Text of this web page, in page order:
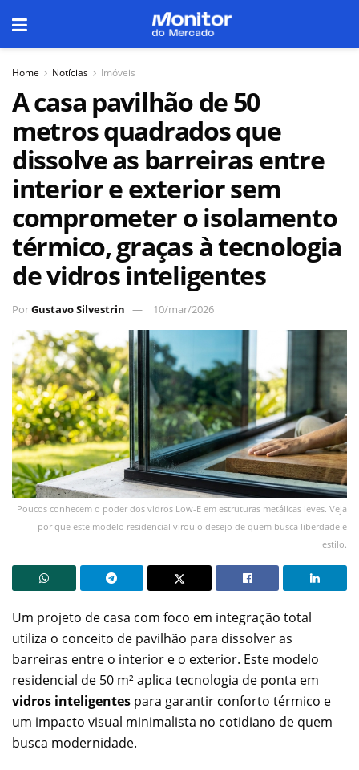
Home Notícias Imóveis
A casa pavilhão de 50
metros quadrados que
dissolve as barreiras entre
interior e exterior sem
comprometer o isolamento
térmico, graças à tecnologia
de vidros inteligentes
PorGustavo Silvestrin 10/mar/2026
Poucos conhecem o poder dos vidros Low-E em estruturas metálicas leves. Veja
por que este modelo residencial virou o desejo de quem busca liberdade e
estilo.
Um projeto de casa com foco em integração total
utiliza o conceito de pavilhão para dissolver as
barreiras entre o interior e o exterior. Este modelo
residencial de 50 m² aplica tecnologia de ponta em
vidros inteligentes para garantir conforto térmico e
um impacto visual minimalista no cotidiano de quem
busca modernidade.